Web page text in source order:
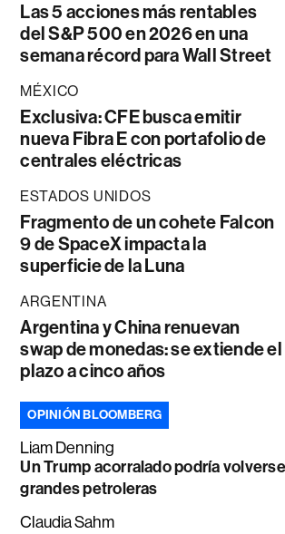
Las 5 acciones más rentables
del S&P 500 en 2026 en una
semana récord para Wall Street
MÉXICO
Exclusiva: CFE busca emitir
nueva Fibra E con portafolio de
centrales eléctricas
ESTADOS UNIDOS
Fragmento de un cohete Falcon
9 de SpaceX impacta la
superficie de la Luna
ARGENTINA
Argentina y China renuevan
swap de monedas: se extiende el
plazo a cinco años
OPINIÓN BLOOMBERG
Liam Denning
Un Trump acorralado podría
grandes petroleras
Claudia Sahm